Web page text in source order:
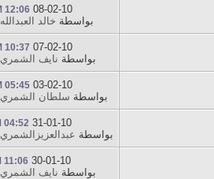
08-02-10
12:06 AM
بواسطة خالد العبدالله
07-02-10
10:37 AM
بواسطة نايف الشمري
03-02-10
05:45 AM
بواسطة سلطان الشمري
31-01-10
04:52 PM
بواسطة عبدالعزيزالشمري
30-01-10
11:06 PM
بواسطة نايف الشمري